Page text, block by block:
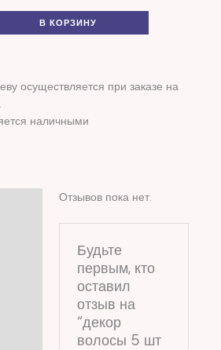
В КОРЗИНУ
осуществляется при заказе на
наличными
Отзывов пока нет.
Будьте
первым, кто
оставил
отзыв на
“декор
волосы 5 шт